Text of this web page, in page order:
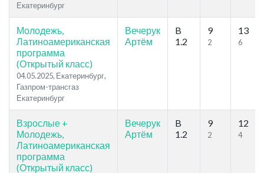
Екатеринбург
Молодежь,
Латиноамериканская
программа
(Открытый класс)
04.05.2025, Екатеринбург,
Газпром-трансгаз
Екатеринбург
Вечерук
Артём
B
1.2
9
2
13
6
Взрослые +
Молодежь,
Латиноамериканская
программа
(Открытый класс)
Вечерук
Артём
B
1.2
9
2
12
4